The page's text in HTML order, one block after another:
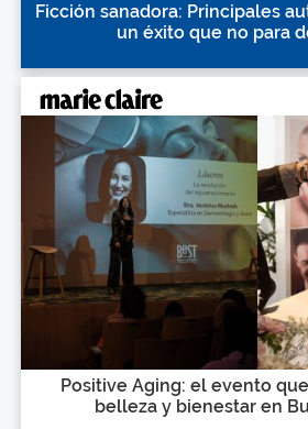
Ficción sanadora: Principales
un éxito que no para
Positive Aging: el evento
belleza y bienestar en